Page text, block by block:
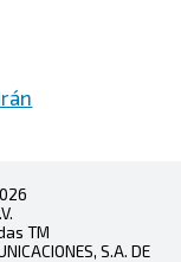
TM
S.A. DE